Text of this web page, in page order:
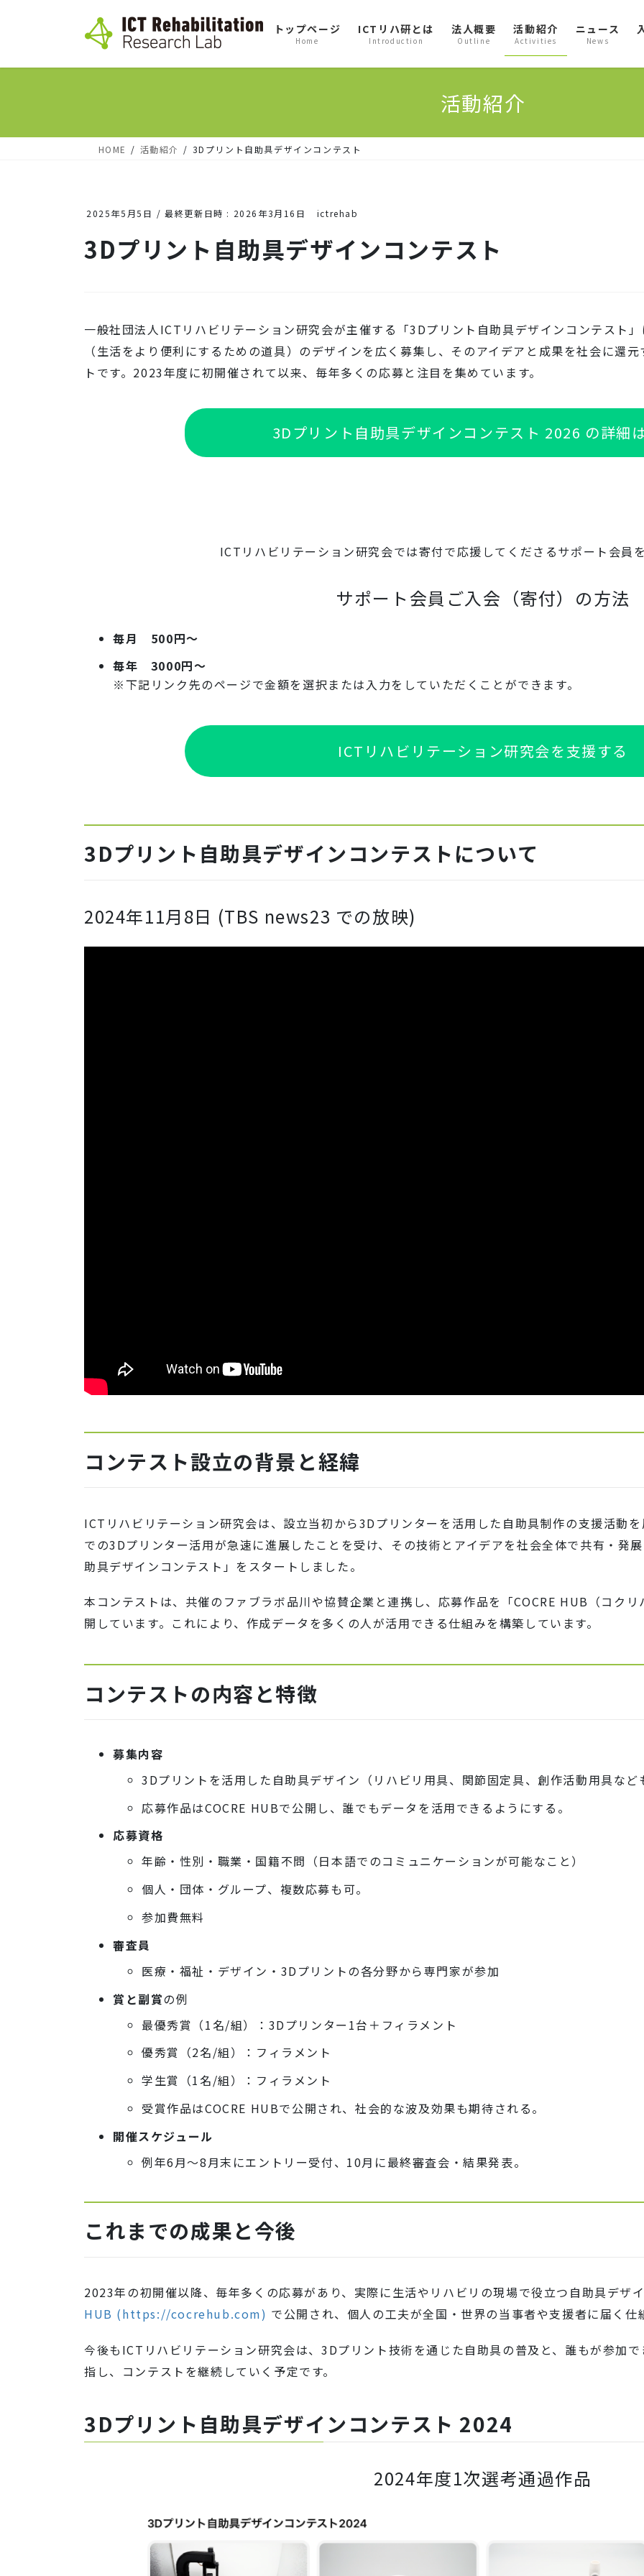
トップページ
Home
ICTリハ研とは
Introduction
法人概要
Outline
活動紹介
Activities
ニュース
News
活動紹介
HOME 活動紹介 3Dプリント自助具デザインコンテスト
2025年5月5日 / 最終更新日時 : 2026年3月16日 ictrehab
3Dプリント自助具デザインコンテスト
一般社団法人ICTリハビリテーション研究会が主催する「3Dプリント自助具デザインコンテスト
（生活をより便利にするための道具）のデザインを広く募集し、そのアイデアと成果を社会に還
トです。2023年度に初開催されて以来、毎年多くの応募と注目を集めています。
3Dプリント自助具デザインコンテスト 2026 の詳細
ICTリハビリテーション研究会では寄付で応援してくださるサポート会員
サポート会員ご入会（寄付）の方法
毎月 500円〜
毎年 3000円〜
※下記リンク先のページで金額を選択または入力をしていただくことができます。
ICTリハビリテーション研究会を支援する
3Dプリント自助具デザインコンテストについて
2024年11月8日 (TBS news23 での放映)
コンテスト設立の背景と経緯
ICTリハビリテーション研究会は、設立当初から3Dプリンターを活用した自助具制作の支援活動
での3Dプリンター活用が急速に進展したことを受け、その技術とアイデアを社会全体で共有・発
助具デザインコンテスト」をスタートしました。
本コンテストは、共催のファブラボ品川や協賛企業と連携し、応募作品を「COCRE HUB（コク
開しています。これにより、作成データを多くの人が活用できる仕組みを構築しています。
コンテストの内容と特徴
募集内容
3Dプリントを活用した自助具デザイン（リハビリ用具、関節固定具、創作活動用具など
応募作品はCOCRE HUBで公開し、誰でもデータを活用できるようにする。
応募資格
年齢・性別・職業・国籍不問（日本語でのコミュニケーションが可能なこと）
個人・団体・グループ、複数応募も可。
参加費無料
審査員
医療・福祉・デザイン・3Dプリントの各分野から専門家が参加
賞と副賞の例
最優秀賞（1名/組）：3Dプリンター1台＋フィラメント
優秀賞（2名/組）：フィラメント
学生賞（1名/組）：フィラメント
受賞作品はCOCRE HUBで公開され、社会的な波及効果も期待される。
開催スケジュール
例年6月〜8月末にエントリー受付、10月に最終審査会・結果発表。
これまでの成果と今後
2023年の初開催以降、毎年多くの応募があり、実際に生活やリハビリの現場で役立つ自助具デザ
HUB (https://cocrehub.com) で公開され、個人の工夫が全国・世界の当事者や支援者に届く仕
今後もICTリハビリテーション研究会は、3Dプリント技術を通じた自助具の普及と、誰もが参加
指し、コンテストを継続していく予定です。
3Dプリント自助具デザインコンテスト 2024
2024年度1次選考通過作品